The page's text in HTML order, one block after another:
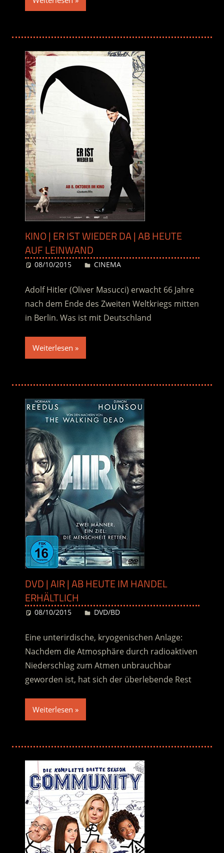
KINO | ER IST WIEDER DA | AB HEUTE
AUF LEINWAND
08/10/2015 Desiree
CINEMA
Adolf Hitler (Oliver Masucci) erwacht 66 Jahre
nach dem Ende des Zweiten Weltkriegs mitten
in Berlin. Was ist mit Deutschland
Weiterlesen
DVD | AIR | AB HEUTE IM HANDEL
ERHÄLTLICH
08/10/2015 Desiree
DVD/BD
Eine unterirdische, kryogenischen Anlage:
Nachdem die Atmosphäre durch radioaktiven
Niederschlag zum Atmen unbrauchbar
geworden ist, hat sich der überlebende Rest
Weiterlesen